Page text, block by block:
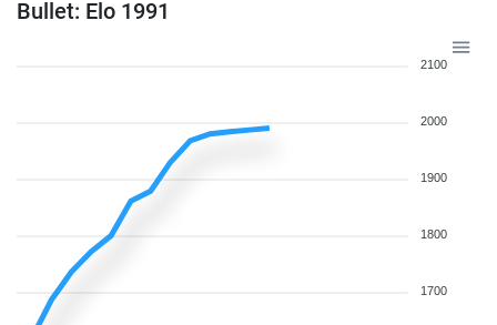
Bullet: Elo 1991
2100
2000
1900
1800
1700